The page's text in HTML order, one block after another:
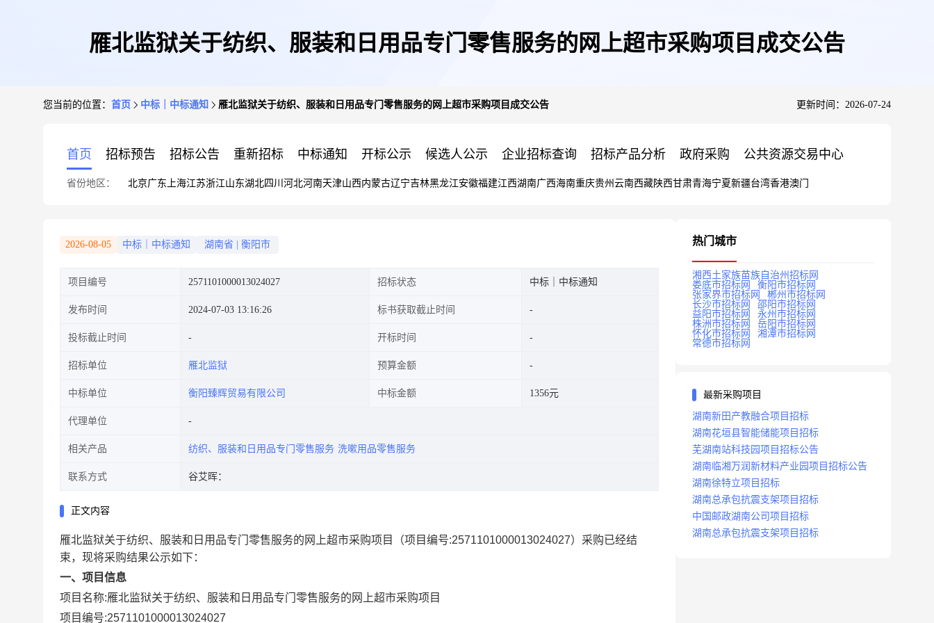
雁北监狱关于纺织、服装和日用品专门零售服务的网上超市采购项目成交公告
您当前的位置： 首页 中标｜中标通知 雁北监狱关于纺织、服装和日用品专门零售服务的网上超市采购项目成交公告 更新时间：2026-07-24
首页 招标预告 招标公告 重新招标 中标通知 开标公示 候选人公示 企业招标查询 招标产品分析 政府采购 公共资源交易中心
省份地区： 北京广东 上海江苏浙江山东湖北四川 河北河南天津山西内蒙古辽宁吉林黑龙江安徽福建江西湖南广西海南重庆贵州 云南西藏陕西甘肃青海宁夏新疆台湾香港澳门
2026-08-05 中标｜中标通知 湖南省 衡阳市
项目编号 2571101000013024027 招标状态 中标｜中标通知
发布时间 2024-07-03 13:16:26 标书获取截止时间
投标截止时间 开标时间
招标单位 雁北监狱 预算金额
中标单位 衡阳臻辉贸易有限公司 中标金额 1356元
代理单位
相关产品 纺织、服装和日用品专门零售服务 洗嗽用品零售服务
联系方式 谷艾晖：
正文内容
雁北监狱关于纺织、服装和日用品专门零售服务的网上超市采购项目 （项目编号:2571101000013024027）采购已经结
束，现将采购结果公示如下：
一、项目信息
项目名称:雁北监狱关于纺织、服装和日用品专门零售服务的网上超市采购项目
项目编号:2571101000013024027
热门城市
湘西土家族苗族自治州招标网
娄底市招标网
衡阳市招标网
张家界市招标网
郴州市招标网
长沙市招标网
邵阳市招标网
益阳市招标网
永州市招标网
株洲市招标网
岳阳市招标网
怀化市招标网
湘潭市招标网
常德市招标网
最新采购项目
湖南新田产教融合项目招标
湖南花垣县智能储能项目招标
芜湖南站科技园项目招标公告
湖南临湘万润新材料产业园项目招标公告
湖南徐特立项目招标
湖南总承包抗震支架项目招标
中国邮政湖南公司项目招标
湖南总承包抗震支架项目招标